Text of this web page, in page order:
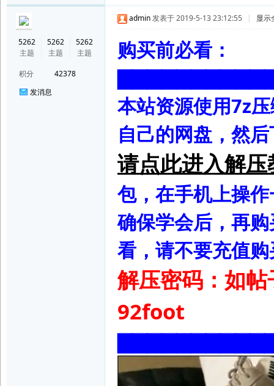
5262
主题
5262
主题
5262
主题
积分
42378
发消息
admin发表于 2019-5-13 23:12:55 | 显示
购买前必看：
本站资源使用7z
自己的网盘，然
请点此进入解
包，在手机上操
确保学会后，再
看，请不要充值
解压密码：如
92foot